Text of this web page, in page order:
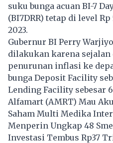
suku bunga acuan BI-7
(BI7DRR) tetap di level Rp
2023.
Gubernur BI Perry
dilakukan karena sejalan
penurunan inflasi ke
bunga Deposit Facility
Lending Facility sebesar
Alfamart (AMRT) Mau
Saham Multi Medika
Menperin Ungkap 48
Investasi Tembus Rp37